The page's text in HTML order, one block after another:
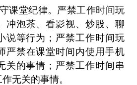
课堂纪律。严禁工作时间玩
冲泡茶、看影视、炒股、聊
说等行为；严禁工作时间玩
严禁在课堂时间内使用手机
关的事情 ；严禁工作时间串
无关的事情。